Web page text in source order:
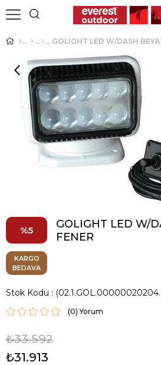
Üye Girişi Üye
GOLIGHT LED W/DASH
5
GOLIGHT LED W/
FENER
KARGO
BEDAVA
Stok Kodu
(0)
₺33.592
₺31.913